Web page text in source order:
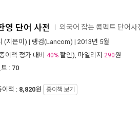
영 단어 사전 외국어 잡는 콤펙트 단어사
(지은이) | 랭컴(Lancom) | 2013년 5월
이책 정가 대비 40% 할인), 마일리지 290원
: 70
이책 : 8,820원 종이책 보기